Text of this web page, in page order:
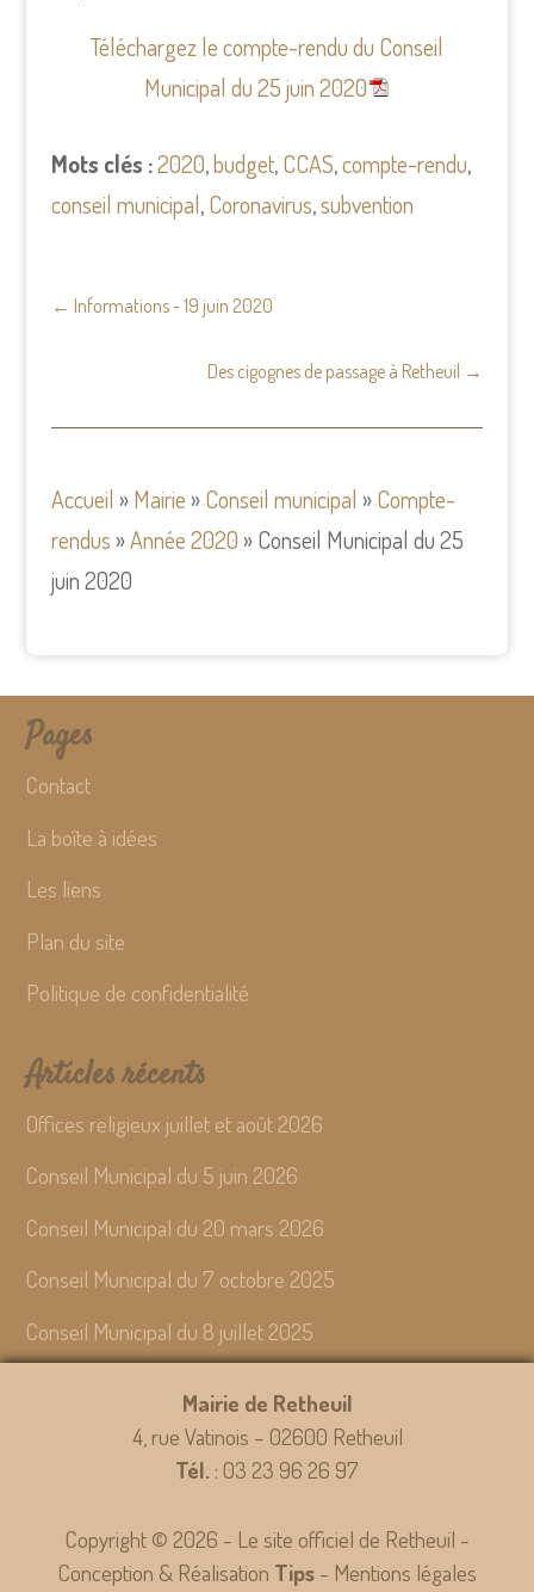
Téléchargez le compte-rendu du Conseil
Municipal du 25 juin 2020
Mots clés :2020,budget,CCAS,compte-rendu,
conseil municipal,Coronavirus,subvention
← Informations - 19 juin 2020
Des cigognes de passage à Retheuil →
Accueil »Mairie »Conseil municipal »Compte-
rendus »Année 2020 »Conseil Municipal du 25
juin 2020
Pages
Contact
La boîte à idées
Les liens
Plan du site
Politique de confidentialité
Articles récents
Offices religieux juillet et août 2026
Conseil Municipal du 5 juin 2026
Conseil Municipal du 20 mars 2026
Conseil Municipal du 7 octobre 2025
Conseil Municipal du 8 juillet 2025
Mairie de Retheuil
4, rue Vatinois – 02600 Retheuil
Tél. : 03 23 96 26 97
Copyright © 2026 - Le site officiel de Retheuil -
Conception & Réalisation Tips- Mentions légales